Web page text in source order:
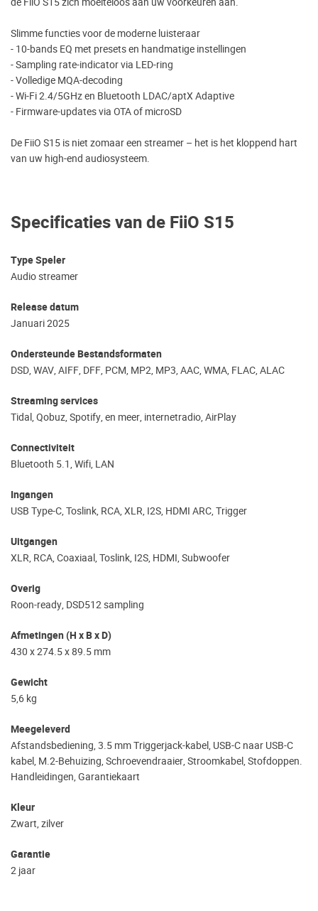
Specificaties van de FiiO S15
Type Speler
​Audio streamer
Release datum
Januari 2025
Ondersteunde Bestandsformaten
DSD, WAV, AIFF, DFF, PCM, MP2, MP3, AAC, WMA, FLAC, ALAC
Streaming services
Tidal, Qobuz, Spotify, en meer, internetradio, AirPlay
Connectiviteit
Bluetooth 5.1, Wifi, LAN
Ingangen
USB Type-C, Toslink, RCA, XLR, I2S, HDMI ARC, Trigger
Uitgangen
XLR, RCA, Coaxiaal, Toslink, I2S, HDMI, Subwoofer
Overig
Roon-ready, DSD512 sampling
Afmetingen (H x B x D)
430 x 274.5 x 89.5 mm
Gewicht
5,6 kg
Meegeleverd
Afstandsbediening, 3.5 mm Triggerjack-kabel, USB-C naar USB-C
kabel, M.2-Behuizing, Schroevendraaier, Stroomkabel, Stofdoppen.
Handleidingen, Garantiekaart
Kleur
Zwart, zilver
Garantie
2 jaar
Slimme functies voor de moderne luisteraar
- 10-bands EQ met presets en handmatige instellingen
- Sampling rate-indicator via LED-ring
- Volledige MQA-decoding
- Wi-Fi 2.4/5GHz en Bluetooth LDAC/aptX Adaptive
- Firmware-updates via OTA of microSD
De FiiO S15 is niet zomaar een streamer – het is het kloppend hart
van uw high-end audiosysteem.